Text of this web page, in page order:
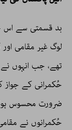
بد قسمتی سے اس
لوگ غیر مقامی اور
تھے، جب انہوں
حُکمرانی کے
ضرورت محسوس
حُکمرانوں نے